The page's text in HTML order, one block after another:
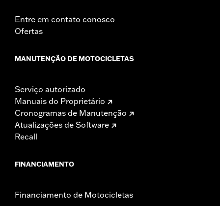
Entre em contato conosco
Ofertas
MANUTENÇÃO DE MOTOCICLETAS
Serviço autorizado
Manuais do Proprietário
Cronogramas de Manutenção
Atualizações de Software
Recall
FINANCIAMENTO
Financiamento de Motocicletas